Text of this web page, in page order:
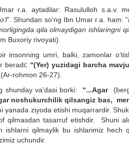
r.a. aytadilar: Rasululloh s.a.v.
”. Shundan so‘ng Ibn Umar r.a. ham: “
qila olmaydigan ishlaringni
Buxoriy rivoyati).
insonning umri, balki, zamonlar
beradi: “(Yer) yuzidagi barcha
(Ar-rohmon 26-27).
shunday va'dasi borki: “...Agar
noshukurchilik qilsangiz bas,
yanada ziyoda etishi muqarrardir.
qilmasdan tasarruf etishdir. Shuni
ishlarni qilmaylik bu ishlarimiz hech
uchundir.